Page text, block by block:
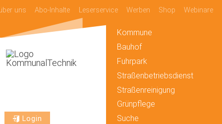
uns Abo-Inhalte Leserservice Werben Shop Webinare
Login
Kommune
Bauhof
Fuhrpark
Straßenbetriebsdienst
Straßenreinigung
Grünpflege
Suche